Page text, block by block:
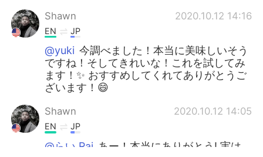
Shawn 2020.10.12 14:16
EN JP
@yuki 今調べました！本当に美味しいそう
ですね！そしてきれいな！これを試してみ
ます！✨ おすすめしてくれてありがとうご
ざいます！😄
Shawn 2020.10.12 14:05
EN JP
@らい Rai あー！本当にありがとう! 実は